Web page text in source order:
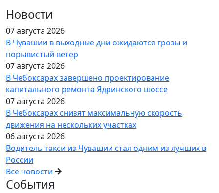
Новости
07 августа 2026
В Чувашии в выходные дни ожидаются грозы и
порывистый ветер
07 августа 2026
В Чебоксарах завершено проектирование
капитального ремонта Ядринского шоссе
07 августа 2026
В Чебоксарах снизят максимальную скорость
движения на нескольких участках
06 августа 2026
Водитель такси из Чувашии стал одним из лучших в
России
Все новости
События